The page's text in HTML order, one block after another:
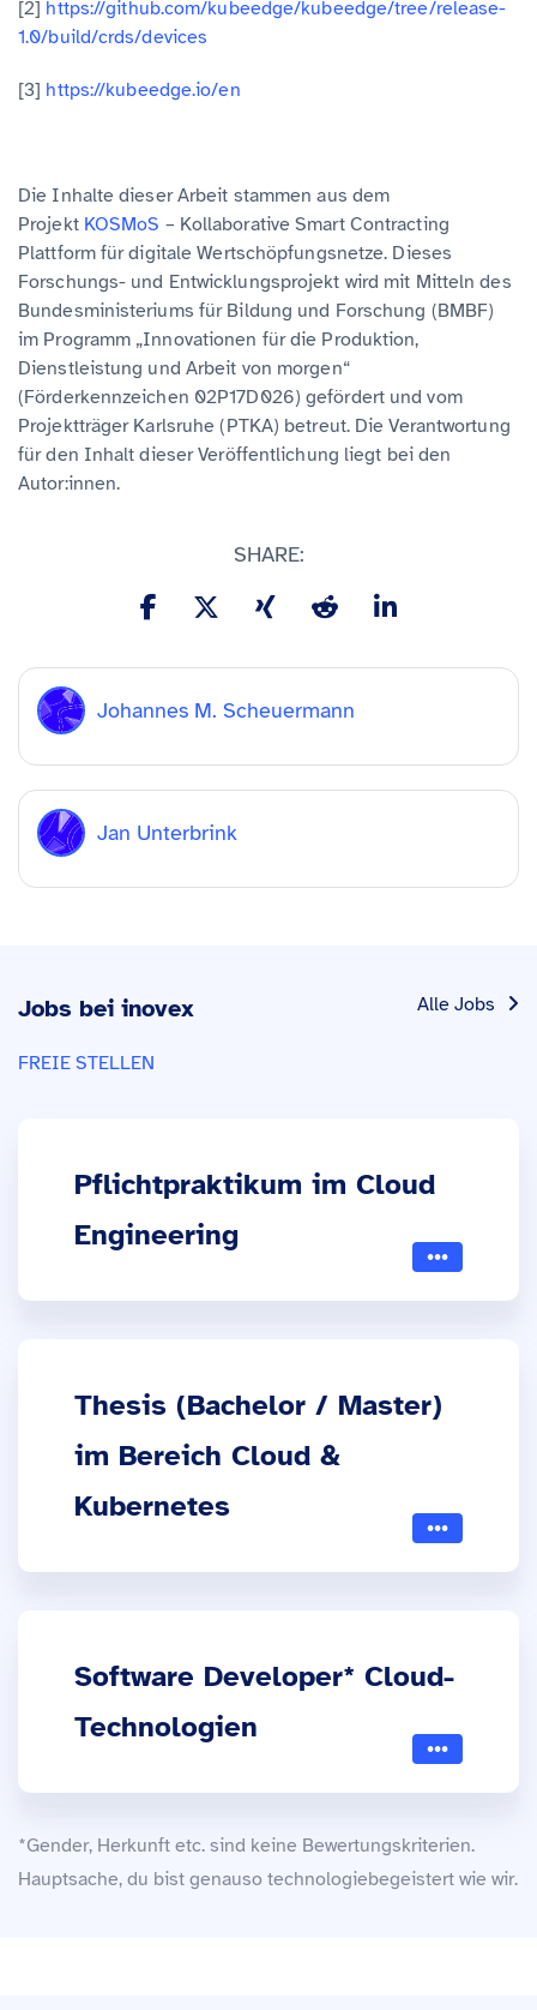
[2] https://github.com/kubeedge/kubeedge/tree/release-
1.0/build/crds/devices
[3] https://kubeedge.io/en
Die Inhalte dieser Arbeit stammen aus dem
Projekt KOSMoS – Kollaborative Smart Contracting
Plattform für digitale Wertschöpfungsnetze. Dieses
Forschungs- und Entwicklungsprojekt wird mit Mitteln des
Bundesministeriums für Bildung und Forschung (BMBF)
im Programm „Innovationen für die Produktion,
Dienstleistung und Arbeit von morgen“
(Förderkennzeichen 02P17D026) gefördert und vom
Projektträger Karlsruhe (PTKA) betreut. Die Verantwortung
für den Inhalt dieser Veröffentlichung liegt bei den
Autor:innen.
SHARE:
Johannes M. Scheuermann
Jan Unterbrink
Alle Jobs
Jobs bei inovex
FREIE STELLEN
Pflichtpraktikum im Cloud
Engineering
Thesis (Bachelor / Master)
im Bereich Cloud &
Kubernetes
Software Developer* Cloud-
Technologien
*Gender, Herkunft etc. sind keine Bewertungskriterien.
Hauptsache, du bist genauso technologiebegeistert wie wir.